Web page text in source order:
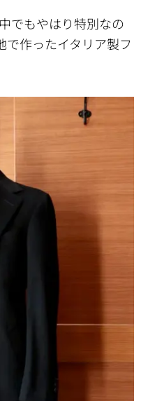
でもやはり特別なの
作ったイタリア製フ